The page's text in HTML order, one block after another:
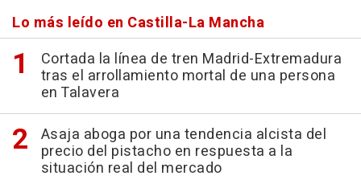
Lo más leído en Castilla-La Mancha
Cortada la línea de tren Madrid-Extremadura
tras el arrollamiento mortal de una persona
en Talavera
Asaja aboga por una tendencia alcista del
precio del pistacho en respuesta a la
situación real del mercado